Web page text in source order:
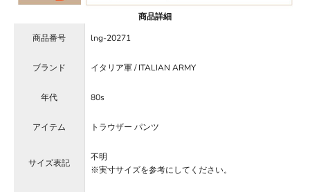
商品詳細
商品番号
lng-20271
ブランド イタリア軍 / ITALIAN ARMY
年代 80s
アイテム トラウザー パンツ
サイズ表記
不明
※実寸サイズを参考にしてください。